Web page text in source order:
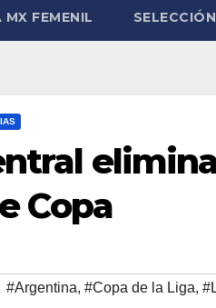
MX FEMENIL
Copa
#Argentina, #Copa de la Liga,